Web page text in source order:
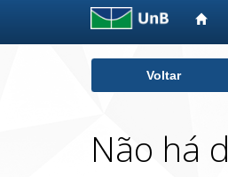
Voltar
Não há